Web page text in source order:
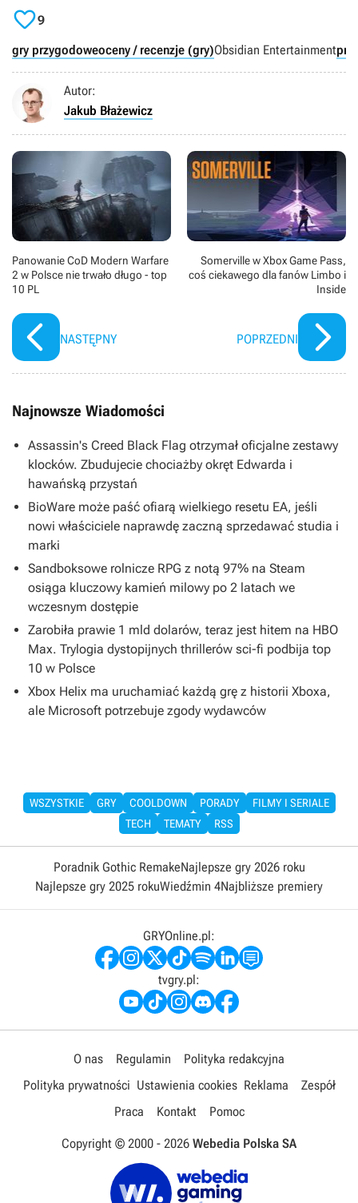
9
gry przygodoweoceny / recenzje (gry)Obsidian Entertainment
Autor:
Jakub Błażewicz
Panowanie CoD Modern Warfare
2 w Polsce nie trwało długo - top
10 PL
NASTĘPNY
Somerville w Xbox Game Pass,
coś ciekawego dla fanów Limbo i
Inside
POPRZEDNI
Najnowsze Wiadomości
Assassin's Creed Black Flag otrzymał oficjalne zestawy
klocków. Zbudujecie chociażby okręt Edwarda i
hawańską przystań
BioWare może paść ofiarą wielkiego resetu EA, jeśli
nowi właściciele naprawdę zaczną sprzedawać studia i
marki
Sandboksowe rolnicze RPG z notą 97% na Steam
osiąga kluczowy kamień milowy po 2 latach we
wczesnym dostępie
Zarobiła prawie 1 mld dolarów, teraz jest hitem na HBO
Max. Trylogia dystopijnych thrillerów sci-fi podbija top
10 w Polsce
Xbox Helix ma uruchamiać każdą grę z historii Xboxa,
ale Microsoft potrzebuje zgody wydawców
WSZYSTKIE GRY COOLDOWN PORADY
FILMY I SERIALE
TECH
TEMATY RSS
Poradnik Gothic RemakeNajlepsze gry 2026 roku
Najlepsze gry 2025 rokuWiedźmin 4Najbliższe premiery
GRYOnline.pl:
tvgry.pl:
O nas Regulamin
Polityka redakcyjna
Polityka prywatności Ustawienia cookies Reklama
Zespół
Praca
Kontakt Pomoc
Copyright © 2000 - 2026 Webedia Polska SA